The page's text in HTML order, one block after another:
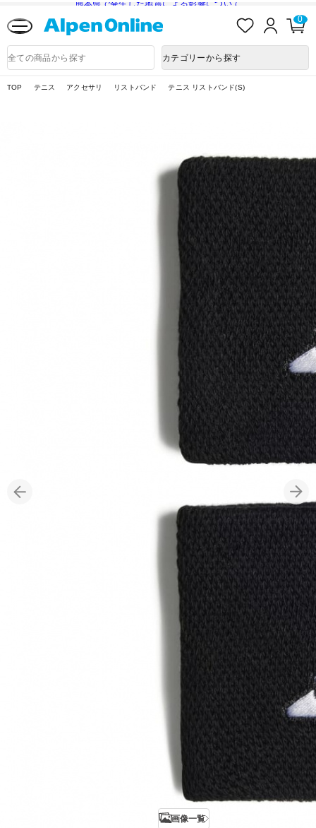
熊本県で発生した地震による影響について
入
ロ
ン
0
品
検
カテゴリーから探す
TOP テニス アクセサリ リストバンド テニス リストバンド(S)
画像一覧